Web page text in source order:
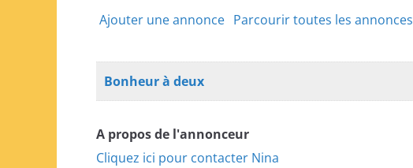
Ajouter une annonce Parcourir toutes les annonces
Bonheur à deux
A propos de l'annonceur
Cliquez ici pour contacter Nina